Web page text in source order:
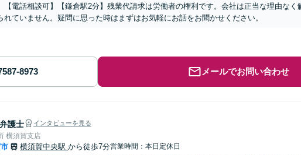
【電話相談可】【鎌倉駅2分】残業代請求は労働者の権利です。会社は正当な理由なく
れていません。疑問に思った時はまずはお気軽にお話をお聞かせください。
メールでお問い合わせ
弁護士 インタビューを見る
横須賀支店
横須賀中央駅 から徒歩7分営業時間：本日定休日